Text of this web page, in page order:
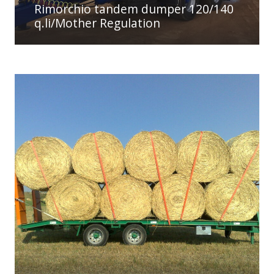
Rimorchio tandem dumper 120/140
q.li/Mother Regulation